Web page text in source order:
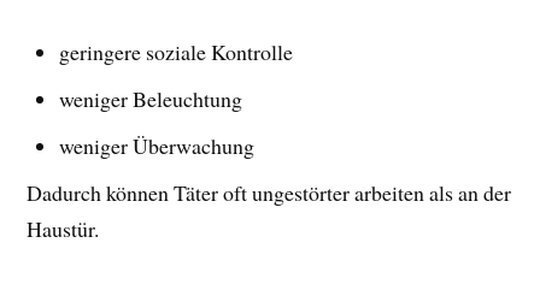
geringere soziale Kontrolle
weniger Beleuchtung
weniger Überwachung
Dadurch können Täter oft ungestörter arbeiten als an der
Haustür.